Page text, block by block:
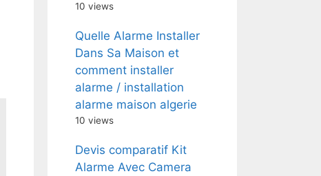
10 views
Quelle Alarme Installer
Dans Sa Maison et
comment installer
alarme / installation
alarme maison algerie
10 views
Devis comparatif Kit
Alarme Avec Camera